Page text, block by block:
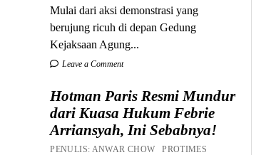
Mulai dari aksi demonstrasi yang
berujung ricuh di depan Gedung
Kejaksaan Agung...
Leave a Comment
Hotman Paris Resmi Mundur
dari Kuasa Hukum Febrie
Arriansyah, Ini Sebabnya!
PENULIS: ANWAR CHOW PROTIMES